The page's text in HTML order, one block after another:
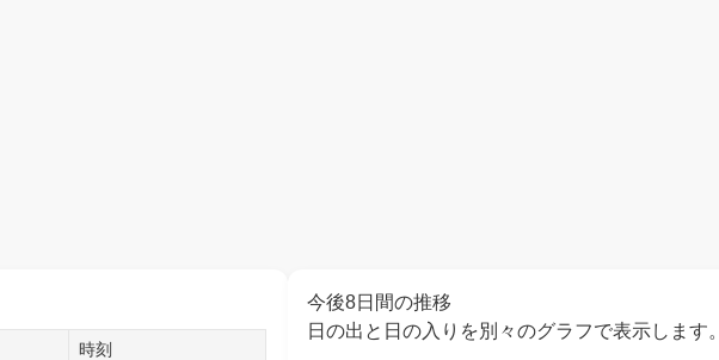
時刻
今後8日間の推移
日の出と日の入りを別々のグラフで表示します。